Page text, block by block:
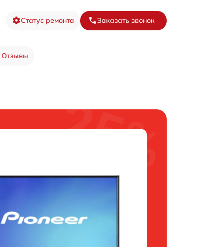
Статус ремонта Заказать звонок
Отзывы